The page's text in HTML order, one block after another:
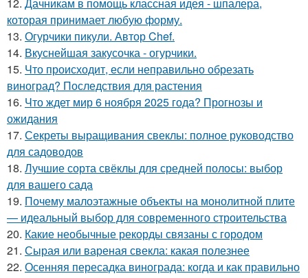
которая принимает любую форму.
13. Огурчики пикули. Автор Chef.
14. Вкуснейшая закусочка - огурчики.
15. Что происходит, если неправильно обрезать
виноград? Последствия для растения
16. Что ждет мир 6 ноября 2025 года? Прогнозы и
ожидания
17. Секреты выращивания свеклы: полное руководство
для садоводов
18. Лучшие сорта свёклы для средней полосы: выбор
для вашего сада
19. Почему малоэтажные объекты на монолитной плите
— идеальный выбор для современного строительства
20. Какие необычные рекорды связаны с городом
21. Сырая или вареная свекла: какая полезнее
22. Осенняя пересадка винограда: когда и как правильно